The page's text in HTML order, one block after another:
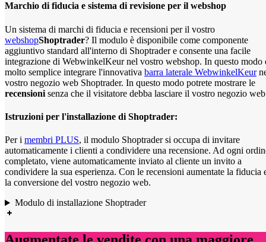
Marchio di fiducia e sistema di revisione per il webshop
Un sistema di marchi di fiducia e recensioni per il vostro
webshopShoptrader? Il modulo è disponibile come componente
aggiuntivo standard all'interno di Shoptrader e consente una facile
integrazione di WebwinkelKeur nel vostro webshop. In questo modo
molto semplice integrare l'innovativa barra laterale WebwinkelKeur
vostro negozio web Shoptrader. In questo modo potrete mostrare le
recensioni senza che il visitatore debba lasciare il vostro negozio
Istruzioni per l'installazione di Shoptrader:
Per i membri PLUS, il modulo Shoptrader si occupa di invitare
automaticamente i clienti a condividere una recensione. Ad ogni
completato, viene automaticamente inviato al cliente un invito a
condividere la sua esperienza. Con le recensioni aumentate la fiducia
la conversione del vostro negozio web.
Modulo di installazione Shoptrader